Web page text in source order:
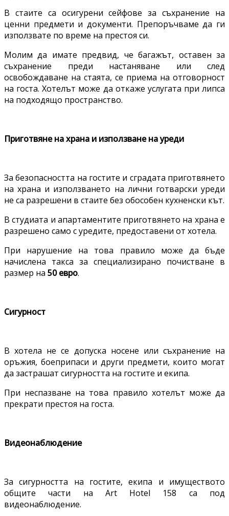
В стаите са осигурени сейфове за съхранение на
ценни предмети и документи. Препоръчваме да ги
използвате по време на престоя си.
Молим да имате предвид, че багажът, оставен за
съхранение преди настаняване или след
освобождаване на стаята, се приема на отговорност
на госта. Хотелът може да откаже услугата при липса
на подходящо пространство.
Приготвяне на храна и използване на уреди
За безопасността на гостите и сградата приготвянето
на храна и използването на лични готварски уреди
не са разрешени в стаите без обособен кухненски кът.
В студиата и апартаментите приготвянето на храна е
разрешено само с уредите, предоставени от хотела.
При нарушение на това правило може да бъде
начислена такса за специализирано почистване в
размер на 50 евро.
Сигурност
В хотела не се допуска носене или съхранение на
оръжия, боеприпаси и други предмети, които могат
да застрашат сигурността на гостите и екипа.
При неспазване на това правило хотелът може да
прекрати престоя на госта.
Видеонаблюдение
За сигурността на гостите, екипа и имуществото
общите части на Art Hotel 158 са под
видеонаблюдение.